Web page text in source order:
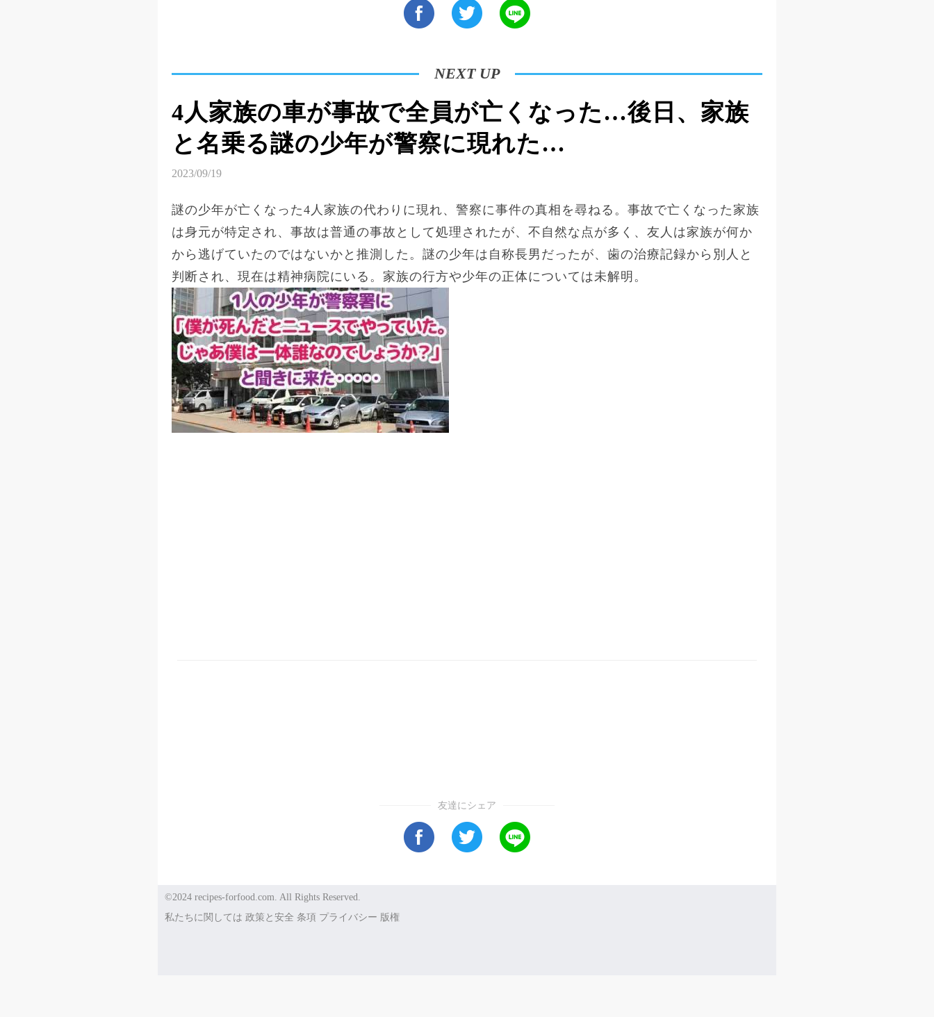
NEXT UP
4人家族の車が事故で全員が亡くなった…後日、家族
と名乗る謎の少年が警察に現れた…
2023/09/19
謎の少年が亡くなった4人家族の代わりに現れ、警察に事件の真相を尋ねる。事故で亡くなった家族
は身元が特定され、事故は普通の事故として処理されたが、不自然な点が多く、友人は家族が何か
から逃げていたのではないかと推測した。謎の少年は自称長男だったが、歯の治療記録から別人と
判断され、現在は精神病院にいる。家族の行方や少年の正体については未解明。
友達にシェア
©2024 recipes-forfood.com. All Rights Reserved.
私たちに関しては 政策と安全 条項 プライバシー 版権